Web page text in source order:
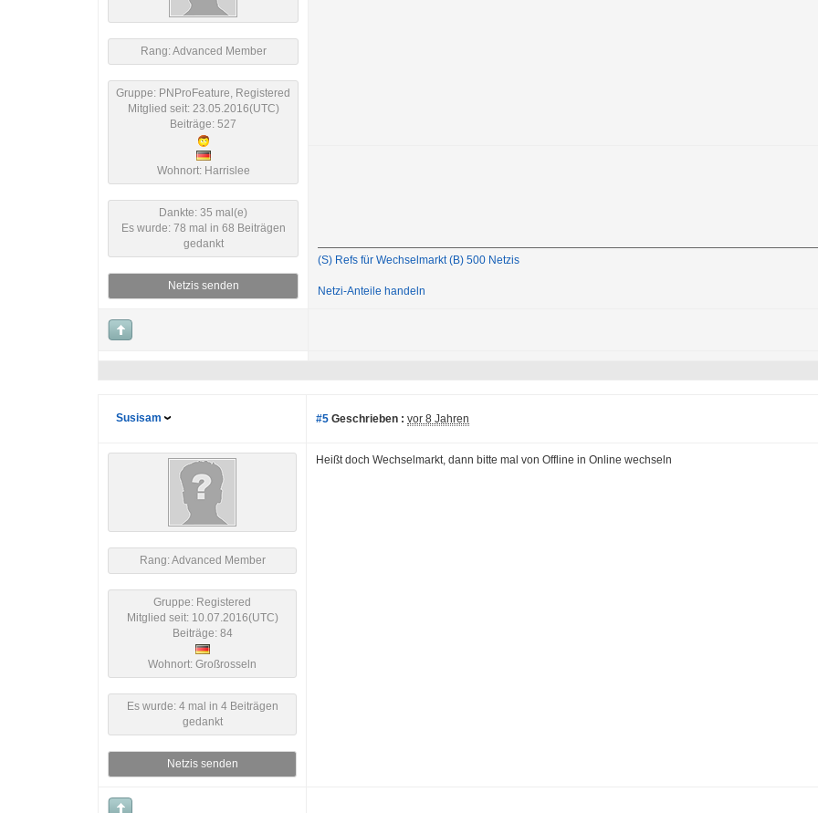
Rang: Advanced Member
Gruppe: PNProFeature, Registered
Mitglied seit: 23.05.2016(UTC)
Beiträge: 527
Wohnort: Harrislee
Dankte: 35 mal(e)
Es wurde: 78 mal in 68 Beiträgen
gedankt
Netzis senden
(S) Refs für Wechselmarkt (B) 500 Netzis
Netzi-Anteile handeln
Susisam #5 Geschrieben : vor 8 Jahren
Rang: Advanced Member
Gruppe: Registered
Mitglied seit: 10.07.2016(UTC)
Beiträge: 84
Wohnort: Großrosseln
Es wurde: 4 mal in 4 Beiträgen
gedankt
Netzis senden
Heißt doch Wechselmarkt, dann bitte mal von Offline in Online wechseln